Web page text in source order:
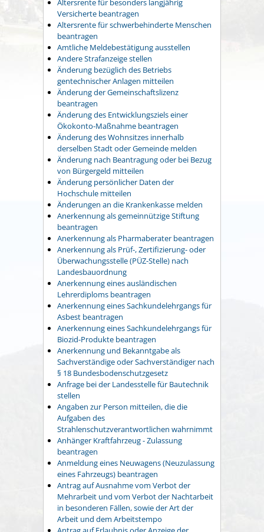
Versicherte beantragen
Altersrente für schwerbehinderte Menschen
beantragen
Amtliche Meldebestätigung ausstellen
Andere Strafanzeige stellen
Änderung bezüglich des Betriebs
gentechnischer Anlagen mitteilen
Änderung der Gemeinschaftslizenz
beantragen
Änderung des Entwicklungsziels einer
Ökokonto-Maßnahme beantragen
Änderung des Wohnsitzes innerhalb
derselben Stadt oder Gemeinde melden
Änderung nach Beantragung oder bei Bezug
von Bürgergeld mitteilen
Änderung persönlicher Daten der
Hochschule mitteilen
Änderungen an die Krankenkasse melden
Anerkennung als gemeinnützige Stiftung
beantragen
Anerkennung als Pharmaberater beantragen
Anerkennung als Prüf-, Zertifizierung- oder
Überwachungsstelle (PÜZ-Stelle) nach
Landesbauordnung
Anerkennung eines ausländischen
Lehrerdiploms beantragen
Anerkennung eines Sachkundelehrgangs für
Asbest beantragen
Anerkennung eines Sachkundelehrgangs für
Biozid-Produkte beantragen
Anerkennung und Bekanntgabe als
Sachverständige oder Sachverständiger nach
§ 18 Bundesbodenschutzgesetz
Anfrage bei der Landesstelle für Bautechnik
stellen
Angaben zur Person mitteilen, die die
Aufgaben des
Strahlenschutzverantwortlichen wahrnimmt
Anhänger Kraftfahrzeug - Zulassung
beantragen
Anmeldung eines Neuwagens (Neuzulassung
eines Fahrzeugs) beantragen
Antrag auf Ausnahme vom Verbot der
Mehrarbeit und vom Verbot der Nachtarbeit
in besonderen Fällen, sowie der Art der
Arbeit und dem Arbeitstempo